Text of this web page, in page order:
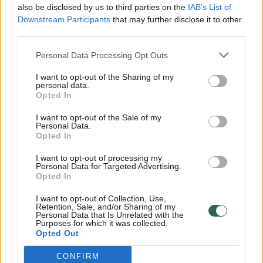
also be disclosed by us to third parties on the IAB’s List of
Downstream Participants that may further disclose it to other
Personal Data Processing Opt Outs
I want to opt-out of the Sharing of my
personal data.
Opted In
I want to opt-out of the Sale of my
Personal Data.
Opted In
I want to opt-out of processing my
Personal Data for Targeted Advertising.
Opted In
I want to opt-out of Collection, Use,
Retention, Sale, and/or Sharing of my
Personal Data that Is Unrelated with the
Purposes for which it was collected.
Opted Out
CONFIRM
Lietuvos diena
00:00:57
Savaitės vidurys nusimato karštas: temperatūra kils iki
Žinios | Orai
00:00:59
Nufilmavo, kaip patvino Vilniaus Vakarinis aplinkkelis:
vaizdas pribloškia
Žinios | Lietuvos diena
V. Zalužno pasisakymą laiko bandymu įsitvirtinti
Ukrainos politikoje: jis yra neteisus
Laidos | Nauja diena